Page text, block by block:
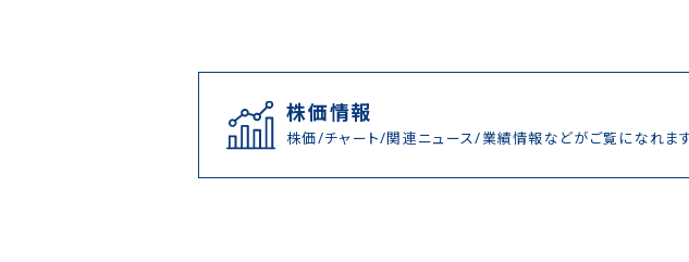
株価情報
株価/チャート/関連ニュース/業績情報などがご覧になれます